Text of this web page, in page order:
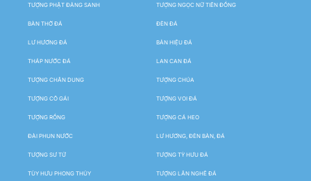
TƯỢNG PHẬT ĐẢNG SANH TƯỢNG NGỌC NỮ TIÊN ĐỒNG
BÀN THỜ ĐÁ ĐÈN ĐÁ
LƯ HƯƠNG ĐÁ BẢN HIỆU ĐÁ
THÁP NƯỚC ĐÁ LAN CAN ĐÁ
TƯỢNG CHÂN DUNG TƯỢNG CHÚA
TƯỢNG CÔ GÁI TƯỢNG VOI ĐÁ
TƯỢNG RỒNG TƯỢNG CÁ HEO
ĐÀI PHUN NƯỚC LƯ HƯƠNG, ĐÈN BÀN, ĐÁ
TƯỢNG SƯ TỬ TƯỢNG TỲ HƯU ĐÁ
TÙY HƯU PHONG THỦY TƯỢNG LÂN NGHÊ ĐÁ